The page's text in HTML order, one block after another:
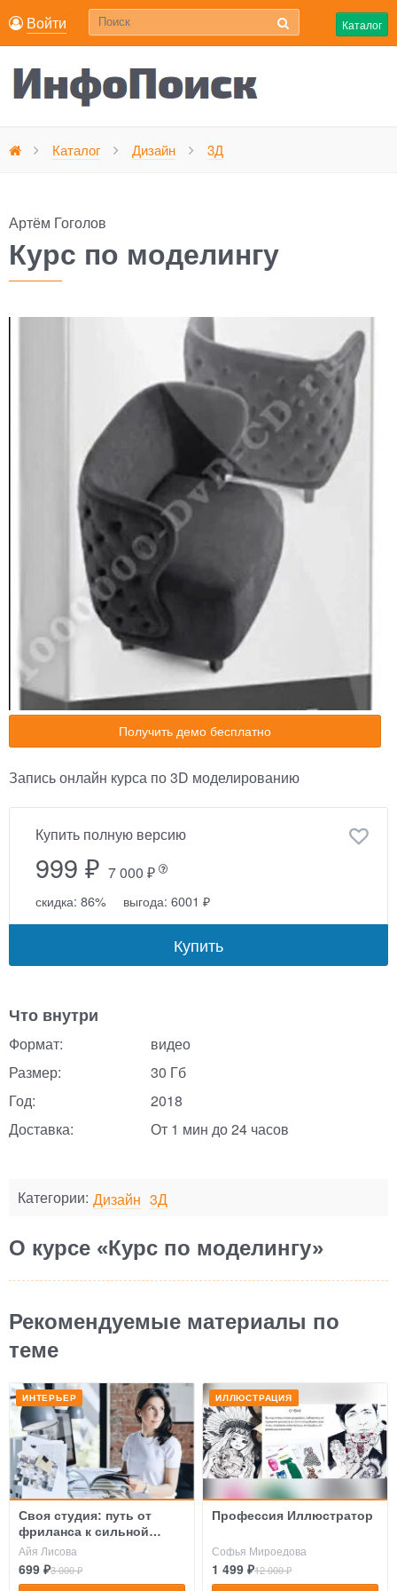
Войти Каталог
Каталог Дизайн 3Д
Артём Гоголов
Курс по моделингу
Получить демо бесплатно
Запись онлайн курса по 3D моделированию
Купить полную версию
999 ₽ 7 000 ₽
скидка: 86% выгода: 6001 ₽
Купить
Что внутри
Формат:
видео
Размер:
30 Гб
Год:
2018
Доставка:
От 1 мин до 24 часов
Категории: Дизайн 3Д
О курсе «Курс по моделингу»
Рекомендуемые материалы по
теме
ИНТЕРЬЕР
Своя студия: путь от
фриланса к сильной
команде
Айя Лисова
699 ₽3 000 ₽
ИЛЛЮСТРАЦИЯ
Профессия Иллюстратор
Софья Мироедова
1 499 ₽12 000 ₽